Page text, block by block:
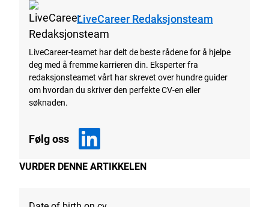
LiveCareer Redaksjonsteam
LiveCareer-teamet har delt de beste rådene for å hjelpe
deg med å fremme karrieren din. Eksperter fra
redaksjonsteamet vårt har skrevet over hundre guider
om hvordan du skriver den perfekte CV-en eller
søknaden.
Følg oss
VURDER DENNE ARTIKKELEN